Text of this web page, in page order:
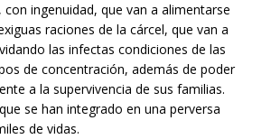
ingenuidad, que van a alimentarse
raciones de la cárcel, que van a
las infectas condiciones de las
de concentración, además de poder
a la supervivencia de sus familias.
se han integrado en una perversa
de vidas.